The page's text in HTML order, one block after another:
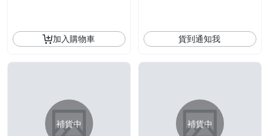
加入購物車 貨到通知我
補貨中 補貨中